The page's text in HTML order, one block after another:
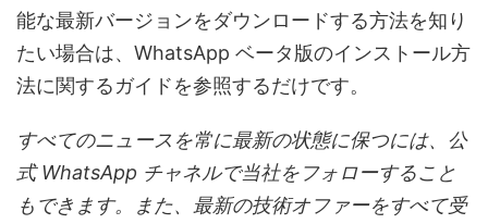
能な最新バージョンをダウンロードする方法を知り
たい場合は、WhatsApp ベータ版のインストール方
法に関するガイドを参照するだけです。
すべてのニュースを常に最新の状態に保つには、公
式 WhatsApp チャネルで当社をフォローすること
もできます。また、最新の技術オファーをすべて受